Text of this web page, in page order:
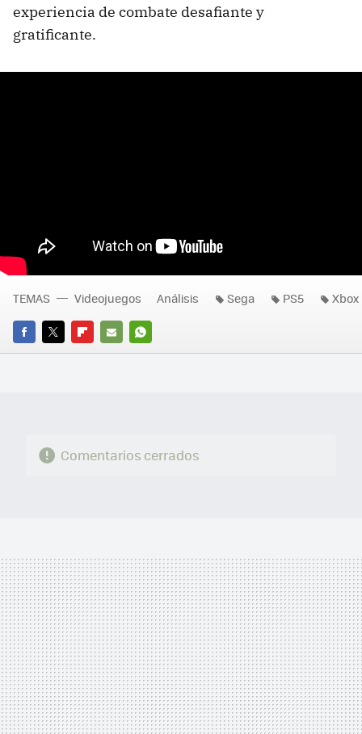
experiencia de combate desafiante y
gratificante.
FACEBOOK
TWITTERFLIPBOARD
E-
WHATSAPP
TEMAS Videojuegos Análisis Sega PS5 Xbox
Comentarios cerrados